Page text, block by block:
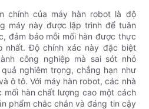
chính của máy hàn robot là độ
máy này được lập trình để tuân
đảm bảo mỗi mối hàn được thực
nhất. Độ chính xác này đặc biệt
công nghiệp mà sai sót nhỏ
nghiêm trọng, chẳng hạn như
ô tô. Với máy hàn robot, các nhà
hàn chất lượng cao một cách
phẩm chắc chắn và đáng tin cậy